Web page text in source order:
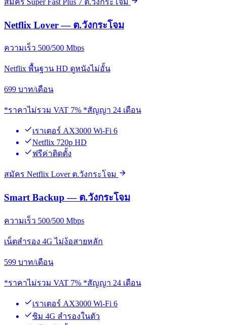
สมัคร Super Fast Plus 7 ต.วังกระโจม
Netflix Lover — ต.วังกระโจม
ความเร็ว 500/500 Mbps
Netflix พื้นฐาน HD ดูหนังไม่อั้น
699 บาท/เดือน
*ราคาไม่รวม VAT 7% *สัญญา 24 เดือน
เราเตอร์ AX3000 Wi-Fi 6
Netflix 720p HD
ฟรีค่าติดตั้ง
สมัคร Netflix Lover ต.วังกระโจม
Smart Backup — ต.วังกระโจม
ความเร็ว 500/500 Mbps
เน็ตสำรอง 4G ไม่ง้อสายหลัก
599 บาท/เดือน
*ราคาไม่รวม VAT 7% *สัญญา 24 เดือน
เราเตอร์ AX3000 Wi-Fi 6
ซิม 4G สำรองในตัว